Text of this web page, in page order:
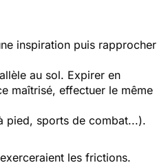
inspiration puis rapprocher
au sol. Expirer en
maîtrisé, effectuer le même
pied, sports de combat...).
les frictions.